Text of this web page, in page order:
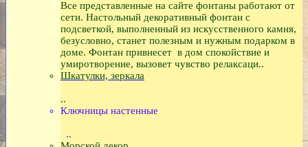
Все представленные на сайте фонтаны работают от
сети. Настольный декоративный фонтан с
подсветкой, выполненный из искусственного камня,
безусловно, станет полезным и нужным подарком в
доме. Фонтан привнесет в дом спокойствие и
умиротворение, вызовет чувство релаксаци..
Шкатулки, зеркала
..
Ключницы настенные
..